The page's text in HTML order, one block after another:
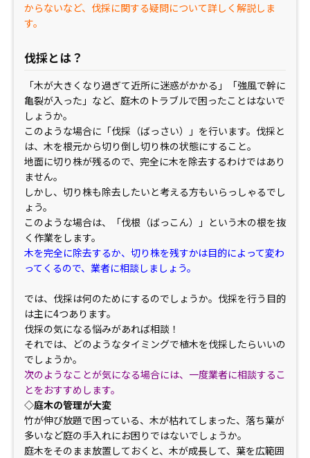
からないなど、伐採に関する疑問について詳しく解説しま
す。
伐採とは？
「木が大きくなり過ぎて近所に迷惑がかかる」「強風で幹に
亀裂が入った」など、庭木のトラブルで困ったことはないで
しょうか。
このような場合に「伐採（ばっさい）」を行います。伐採と
は、木を根元から切り倒し切り株の状態にすること。
地面に切り株が残るので、完全に木を除去するわけではあり
ません。
しかし、切り株も除去したいと考える方もいらっしゃるでし
ょう。
このような場合は、「伐根（ばっこん）」という木の根を抜
く作業をします。
木を完全に除去するか、切り株を残すかは目的によって変わ
ってくるので、業者に相談しましょう。
では、伐採は何のためにするのでしょうか。伐採を行う目的
は主に4つあります。
伐採の気になる悩みがあれば相談！
それでは、どのようなタイミングで植木を伐採したらいいの
でしょうか。
次のようなことが気になる場合には、一度業者に相談するこ
とをおすすめします。
◇庭木の管理が大変
竹が伸び放題で困っている、木が枯れてしまった、落ち葉が
多いなど庭の手入れにお困りではないでしょうか。
庭木をそのまま放置しておくと、木が成長して、葉を広範囲